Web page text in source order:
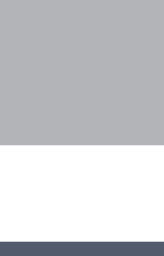
ac
b
es
n